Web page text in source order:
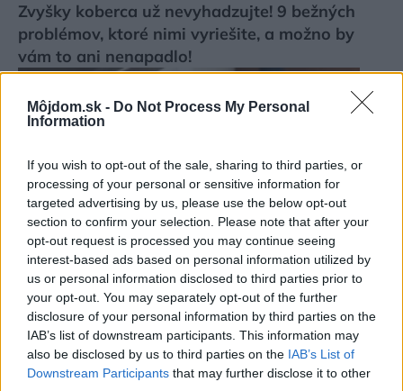
Môjdom.sk - Do Not Process My Personal
Information
If you wish to opt-out of the sale, sharing to third parties, or
processing of your personal or sensitive information for
targeted advertising by us, please use the below opt-out
section to confirm your selection. Please note that after your
opt-out request is processed you may continue seeing
interest-based ads based on personal information utilized by
us or personal information disclosed to third parties prior to
your opt-out. You may separately opt-out of the further
disclosure of your personal information by third parties on the
IAB’s list of downstream participants. This information may
also be disclosed by us to third parties on the IAB’s List of
Downstream Participants that may further disclose it to other
Zvyšky koberca už nevyhadzujte! 9 bežných
problémov, ktoré nimi vyriešite, a možno by
vám to ani nenapadlo!
7 nápadov, ako využiť staré CD, na ktoré doma
sadá prach. Skúšali ste už trik, ako ochrániť
úrodu pred vtákmi?